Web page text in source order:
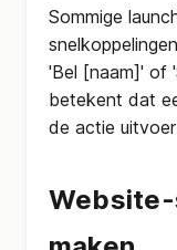
Sommige
'Bel [naam]' of
betekent dat
de actie